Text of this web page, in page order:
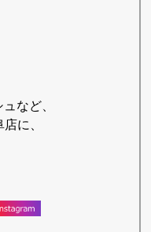
など、
に、